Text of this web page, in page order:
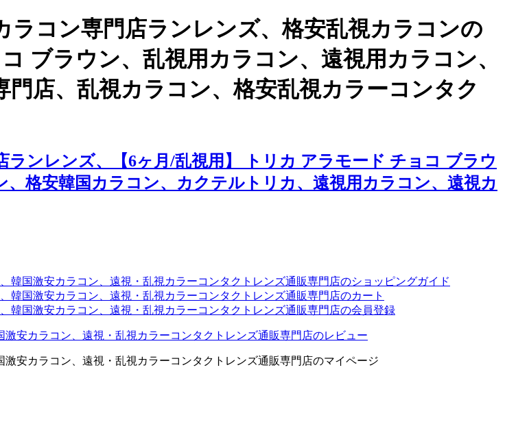
コン専門店ランレンズ、格安乱視カラコンの
ブラウン、乱視用カラコン、遠視用カラコン、
店、乱視カラコン、格安乱視カラーコンタク
ンレンズ、【6ヶ月/乱視用】 トリカ アラモード チョコ ブラウ
格安韓国カラコン、カクテルトリカ、遠視用カラコン、遠視カ
国激安カラコン、遠視・乱視カラーコンタクトレンズ通販専門店のショッピングガイド
国激安カラコン、遠視・乱視カラーコンタクトレンズ通販専門店のカート
国激安カラコン、遠視・乱視カラーコンタクトレンズ通販専門店の会員登録
安カラコン、遠視・乱視カラーコンタクトレンズ通販専門店のレビュー
安カラコン、遠視・乱視カラーコンタクトレンズ通販専門店のマイページ